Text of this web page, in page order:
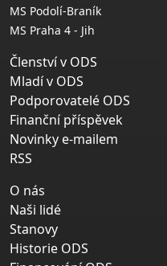
MS Podolí-Braník
MS Praha 4 - Jih
Členství v ODS
Mladí v ODS
Podporovatelé ODS
Finanční příspěvek
Novinky e-mailem
RSS
O nás
Naši lidé
Stanovy
Historie ODS